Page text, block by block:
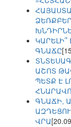
ԳՆԱՃԸ
ԱՇՈՏ
ՊԵՏՔ Է
ԳՆԱՃԻ,
ՎՐԱ